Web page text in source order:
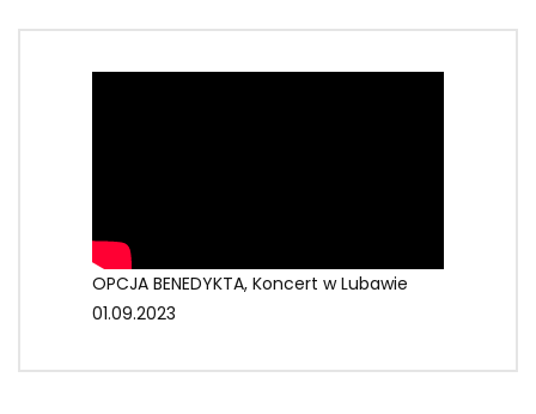
OPCJA BENEDYKTA, Koncert w Lubawie
01.09.2023